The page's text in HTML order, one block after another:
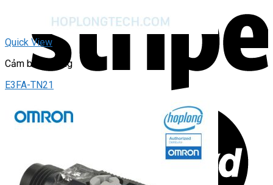
Quick View
Cảm biến quang
E3FA-TN21